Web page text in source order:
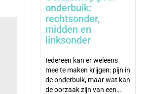
onderbuik:
rechtsonder,
midden en
linksonder
Iedereen kan er weleens
mee te maken krijgen: pijn in
de onderbuik, maar wat kan
de oorzaak zijn van een…